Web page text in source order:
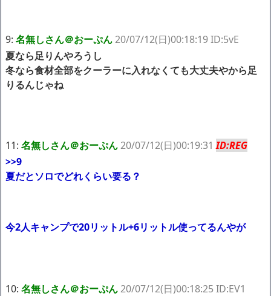
9: 名無しさん＠おーぷん20/07/12(日)00:18:19 ID:5vE
夏なら足りんやろうし
冬なら食材全部をクーラーに入れなくても大丈夫やから足
りるんじゃね
11: 名無しさん＠おーぷん20/07/12(日)00:19:31ID:REG
>>9
夏だとソロでどれくらい要る？
今2人キャンプで20リットル+6リットル使ってるんやが
10: 名無しさん＠おーぷん20/07/12(日)00:18:25 ID:EV1